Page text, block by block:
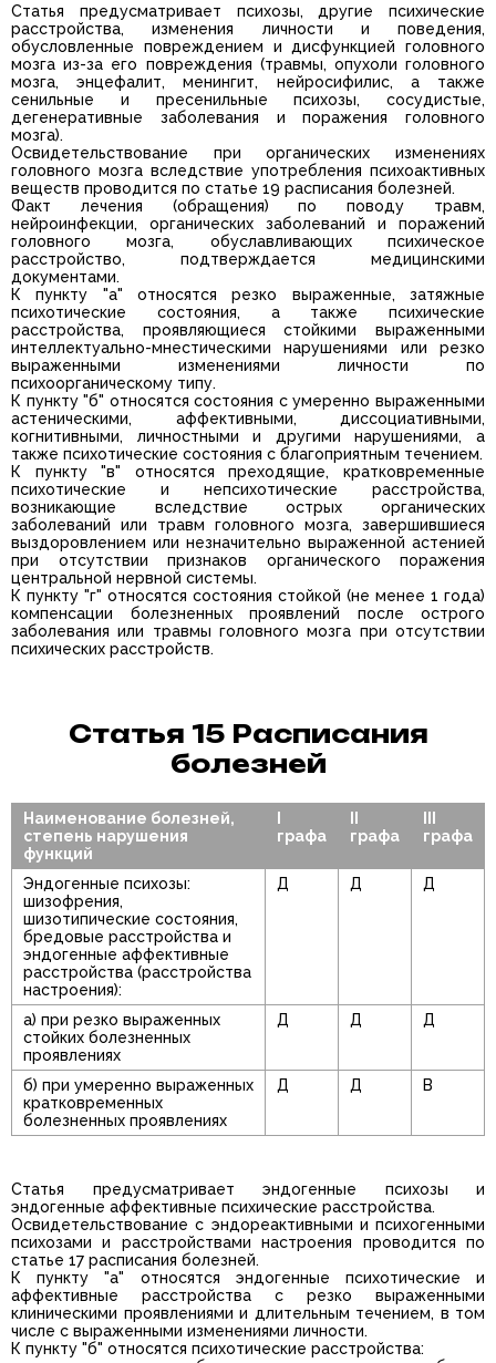
Статья предусматривает психозы, другие психические
расстройства, изменения личности и поведения,
обусловленные повреждением и дисфункцией головного
мозга из-за его повреждения (травмы, опухоли головного
мозга, энцефалит, менингит, нейросифилис, а также
сенильные и пресенильные психозы, сосудистые,
дегенеративные заболевания и поражения головного
мозга).
Освидетельствование при органических изменениях
головного мозга вследствие употребления психоактивных
веществ проводится по статье 19 расписания болезней.
Факт лечения (обращения) по поводу травм,
нейроинфекции, органических заболеваний и поражений
головного мозга, обуславливающих психическое
расстройство, подтверждается медицинскими
документами.
К пункту "а" относятся резко выраженные, затяжные
психотические состояния, а также психические
расстройства, проявляющиеся стойкими выраженными
интеллектуально-мнестическими нарушениями или резко
выраженными изменениями личности по
психоорганическому типу.
К пункту "б" относятся состояния с умеренно выраженными
астеническими, аффективными, диссоциативными,
когнитивными, личностными и другими нарушениями, а
также психотические состояния с благоприятным течением.
К пункту "в" относятся преходящие, кратковременные
психотические и непсихотические расстройства,
возникающие вследствие острых органических
заболеваний или травм головного мозга, завершившиеся
выздоровлением или незначительно выраженной астенией
при отсутствии признаков органического поражения
центральной нервной системы.
К пункту "г" относятся состояния стойкой (не менее 1 года)
компенсации болезненных проявлений после острого
заболевания или травмы головного мозга при отсутствии
психических расстройств.
Статья 15 Расписания
болезней
Наименование болезней,
степень нарушения
функций
графа
графа
графа
Эндогенные психозы:
шизофрения,
шизотипические состояния,
бредовые расстройства и
эндогенные аффективные
расстройства (расстройства
настроения):
Д Д Д
а) при резко выраженных
стойких болезненных
проявлениях
Д Д Д
б) при умеренно выраженных
кратковременных
болезненных проявлениях
Д Д В
Статья предусматривает эндогенные психозы и
эндогенные аффективные психические расстройства.
Освидетельствование с эндореактивными и психогенными
психозами и расстройствами настроения проводится по
статье 17 расписания болезней.
К пункту "а" относятся эндогенные психотические и
аффективные расстройства с резко выраженными
клиническими проявлениями и длительным течением, в том
числе с выраженными изменениями личности.
К пункту "б" относятся психотические расстройства: